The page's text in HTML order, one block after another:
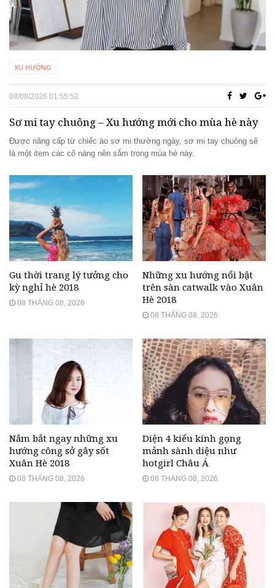
Đánh bay mụn nhanh chóng với các nguyên
liệu tự nhiên tại nhà
ngừng tin tưởng
XU HƯỚNG
08/08/2026 01:55:52
Sơ mi tay chuông – Xu hướng mới cho mùa hè này
Được nâng cấp từ chiếc áo sơ mi thường ngày, sơ mi tay chuông sẽ
là một item các cô nàng nên sắm trong mùa hè này.
Gu thời trang lý tưởng cho
kỳ nghỉ hè 2018
08 THÁNG 08, 2026
Những xu hướng nổi bật
trên sàn catwalk vào Xuân
Hè 2018
08 THÁNG 08, 2026
Nắm bắt ngay những xu
hướng công sở gây sốt
Xuân Hè 2018
08 THÁNG 08, 2026
Diện 4 kiểu kính gọng
mảnh sành diệu như
hotgirl Châu Á
08 THÁNG 08, 2026